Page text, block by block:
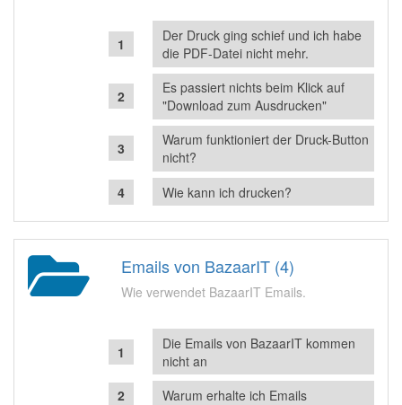
Der Druck ging schief und ich habe
die PDF-Datei nicht mehr.
Es passiert nichts beim Klick auf
"Download zum Ausdrucken"
Warum funktioniert der Druck-Button
nicht?
Wie kann ich drucken?
Emails von BazaarIT (4)
Wie verwendet BazaarIT Emails.
Die Emails von BazaarIT kommen
nicht an
Warum erhalte ich Emails